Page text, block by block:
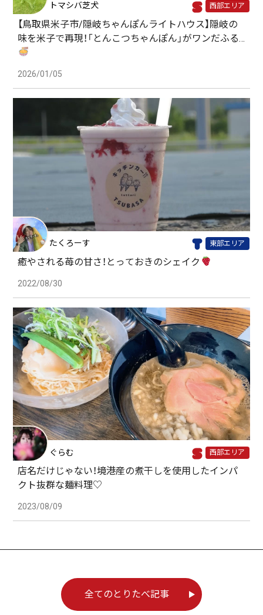
トマシバ芝犬 西部エリア
【鳥取県米子市/隠岐ちゃんぽんライトハウス】隠岐の
味を米子で再現！「とんこつちゃんぽん」がワンだふる…
2026/01/05
たくろーす 東部エリア
癒やされる苺の甘さ！とっておきのシェイク
2022/08/30
ぐらむ 西部エリア
店名だけじゃない！境港産の煮干しを使用したインパ
クト抜群な麺料理♡
2023/08/09
全てのとりたべ記事